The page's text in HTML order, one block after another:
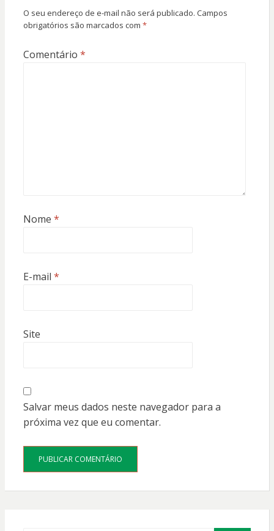
O seu endereço de e-mail não será publicado. Campos
obrigatórios são marcados com *
Comentário *
Nome *
E-mail *
Site
Salvar meus dados neste navegador para a
próxima vez que eu comentar.